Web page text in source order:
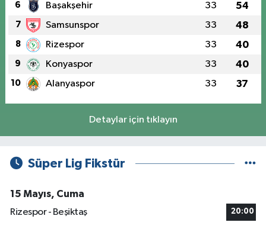
6 Başakşehir 33 54
7 Samsunspor 33 48
8 Rizespor 33 40
9 Konyaspor 33 40
10 Alanyaspor 33 37
Detaylar için tıklayın
Süper Lig Fikstür
15 Mayıs, Cuma
Rizespor - Beşiktaş
20:00